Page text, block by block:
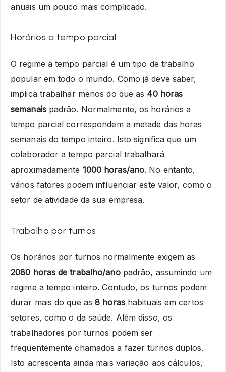
anuais um pouco mais complicado.
Horários a tempo parcial
O regime a tempo parcial é um tipo de trabalho
popular em todo o mundo. Como já deve saber,
implica trabalhar menos do que as 40 horas
semanaispadrão. Normalmente, os horários a
tempo parcial correspondem a metade das horas
semanais do tempo inteiro. Isto significa que um
colaborador a tempo parcial trabalhará
aproximadamente 1000 horas/ano. No entanto,
vários fatores podem influenciar este valor, como o
setor de atividade da sua empresa.
Trabalho por turnos
Os horários por turnos normalmente exigem as
2080 horas de trabalho/anopadrão, assumindo um
regime a tempo inteiro. Contudo, os turnos podem
durar mais do que as8 horashabituais em certos
setores, como o da saúde. Além disso, os
trabalhadores por turnos podem ser
frequentemente chamados a fazer turnos duplos.
Isto acrescenta ainda mais variação aos cálculos,